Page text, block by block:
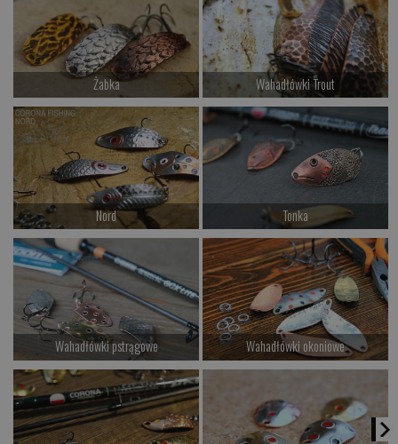
Kup teraz > Kup teraz >
Żabka
od 32.00 PLN
Kup teraz >
Wahadłówki Trout
od 29.00 PLN
Kup teraz >
Nord
od 37.00 PLN
Kup teraz >
Tonka
od 26.00 PLN
Kup teraz >
Wahadłówki pstrągowe
od 22.00 PLN
Kup teraz >
Wahadłówki okoniowe
od 22.00 PLN
Kup teraz >